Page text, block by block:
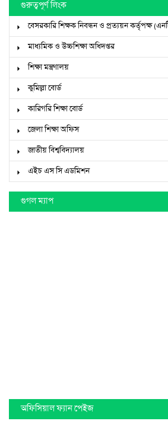
গুরুত্বপূর্ণ লিংক
বেসরকারি শিক্ষক নিবন্ধন ও প্রত্যয়ন কর্তৃপক্ষ
মাধ্যমিক ও উচ্চশিক্ষা অধিদপ্তর
শিক্ষা মন্ত্রণালয়
কুমিল্লা বোর্ড
কারিগরি শিক্ষা বোর্ড
জেলা শিক্ষা অফিস
জাতীয় বিশ্ববিদ্যালয়
এইচ এস সি এডমিশন
গুগল ম্যাপ
অফিসিয়াল ফ্যান পেইজ